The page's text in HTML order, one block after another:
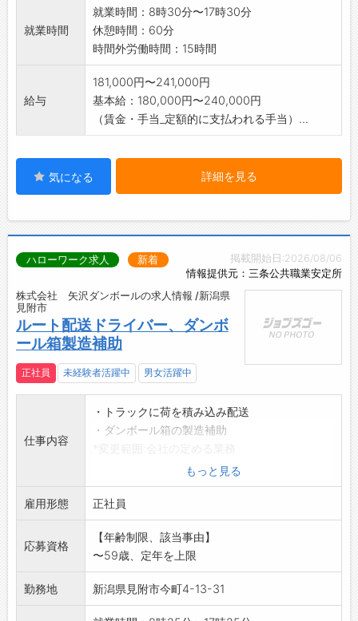
就業時間
就業時間：8時30分〜17時30分
休憩時間：60分
時間外労働時間：15時間
給与
181,000円〜241,000円
基本給：180,000円〜240,000円
（賃金・手当_定額的に支払われる手当）...
気になる 詳細を見る
掲載開始日:2026/08/06
情報提供元：三条公共職業安定所
ハローワーク求人 新着
株式会社 矢沢ダンボールの求人情報 /新潟県
見附市
ルート配送ドライバー、ダンボ
ール箱製造補助
正社員 未経験者活躍中 男女活躍中
仕事内容
・トラックに荷を積み込み配送
・ダンボール箱の製造補助
もっと見る
雇用形態 正社員
応募資格
【年齢制限、該当事由】
〜59歳、定年を上限
勤務地 新潟県見附市今町4-13-31